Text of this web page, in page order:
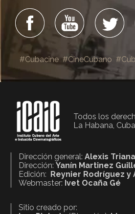
#Cubacine #CineCubano
Todos los
La Habana,
Dirección general:Alexis
Dirección:Yanín Martinez
Edición: Reynier Rodríguez y
Webmaster: Ivet Ocaña Gé
Sitio creado por: